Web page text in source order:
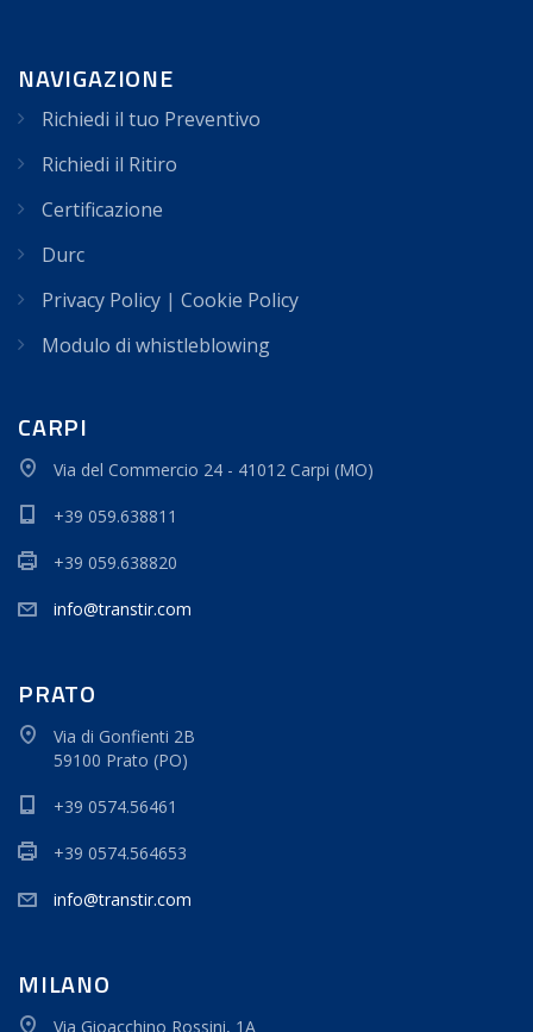
NAVIGAZIONE
Richiedi il tuo Preventivo
Richiedi il Ritiro
Certificazione
Durc
Privacy Policy | Cookie Policy
Modulo di whistleblowing
CARPI
Via del Commercio 24 - 41012 Carpi (MO)
+39 059.638811
+39 059.638820
info@transtir.com
PRATO
Via di Gonfienti 2B
59100 Prato (PO)
+39 0574.56461
+39 0574.564653
info@transtir.com
MILANO
Via Gioacchino Rossini, 1A